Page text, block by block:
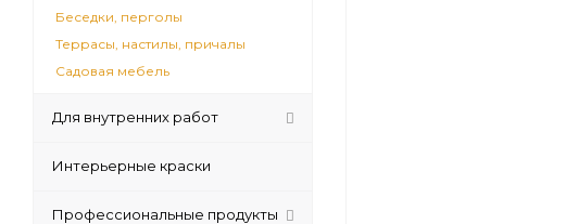
Беседки, перголы
Террасы, настилы, причалы
Садовая мебель
Для внутренних работ
Интерьерные краски
Профессиональные продукты